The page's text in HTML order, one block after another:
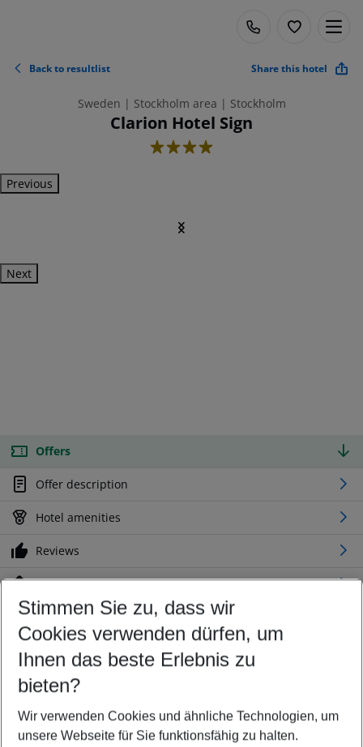
Back to resultlist Share this hotel
Sweden | Stockholm area | Stockholm
Clarion Hotel Sign
4
Previous
Next
Offers
Offer description
Hotel amenities
Reviews
Location
Customize your offer
Find the perfect deal which suits your best
Your departure airport
Any airport
Select your date range
10/08/26–08/08/27 5-8 nights
Stimmen Sie zu, dass wir
Cookies verwenden dürfen, um
Ihnen das beste Erlebnis zu
bieten?
Wir verwenden Cookies und ähnliche Technologien, um
unsere Webseite für Sie funktionsfähig zu halten.